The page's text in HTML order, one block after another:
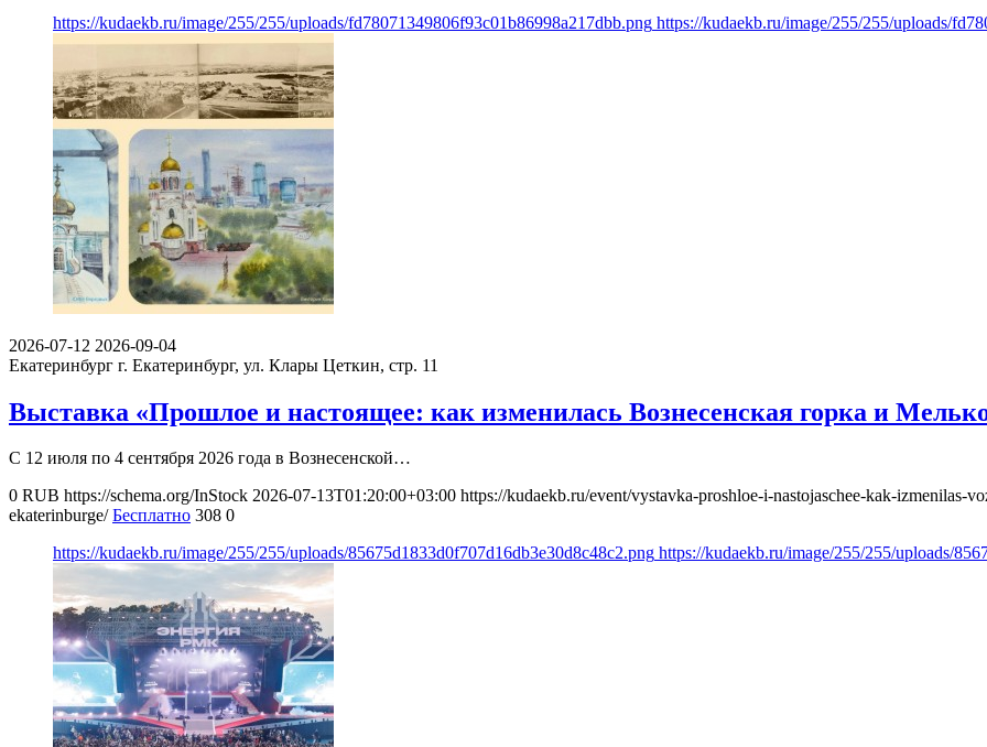
https://kudaekb.ru/image/255/255/uploads/fd78071349806f93c01b86998a217dbb.png https://kudaekb.ru/image/255/255/uploads/
2026-07-12 2026-09-04
Екатеринбург г. Екатеринбург, ул. Клары Цеткин, стр. 11
Выставка «Прошлое и настоящее: как изменилась Вознесенская горка и
С 12 июля по 4 сентября 2026 года в Вознесенской…
0 RUB https://schema.org/InStock 2026-07-13T01:20:00+03:00 https://kudaekb.ru/event/vystavka-proshloe-i-nastojaschee-kak-izmenilas-
ekaterinburge/ Бесплатно 308 0
https://kudaekb.ru/image/255/255/uploads/85675d1833d0f707d16db3e30d8c48c2.png https://kudaekb.ru/image/255/255/uploads/